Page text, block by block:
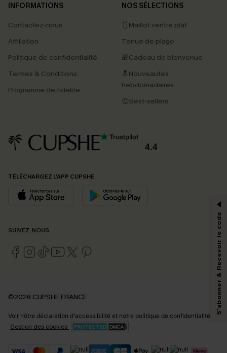
INFORMATIONS
Contactez-nous
Affiliation
Politique de confidentialité
Termes & Conditions
Programme de fidélité
NOS SÉLECTIONS
🩱Maillot ventre plat
Tenue de plage
🎁Cadeau de bienvenue
🔝Nouveautés
hebdomadaires
😍Best-sellers
4.4
TÉLÉCHARGEZ L’APP CUPSHE
SUIVEZ-NOUS
©2026 CUPSHE FRANCE
Voir nôtre déclaration d'accessibilité et notre politique de confidentialité.
Gestion des cookies
PROFITEZ DE -15%
-15% dès 2 Achetés par E-mail
En soumettant votre adresse e-mail, vous acceptez de recevoir des e-mails
marketing (y compris du contenu généré par l'IA) de Cupshe et
personnaliser nos contenus et nos offres, et de vous recommander des
Politique de
confidentialité. Vous pouvez vous désabonner à tout moment.
S'abonner & Recevoir le code